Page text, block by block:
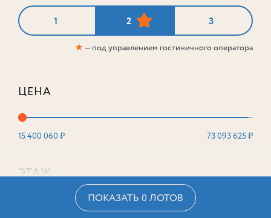
1 2 3
★— под управлением гостиничного оператора
ЦЕНА
15 400 060 ₽ 73 093 625 ₽
ЭТАЖ
ПОКАЗАТЬ 0 ЛОТОВ